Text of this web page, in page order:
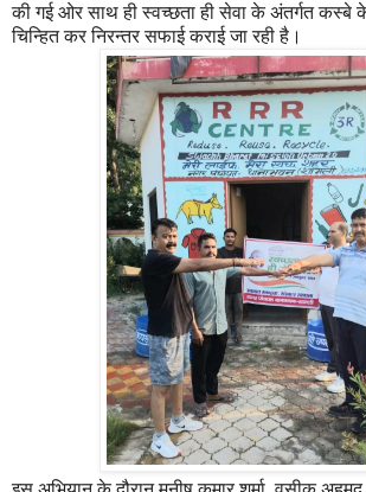
की गई ओर साथ ही स्वच्छता ही सेवा के अंतर्गत कस्बे
चिन्हित कर निरन्तर सफाई कराई जा रही है।